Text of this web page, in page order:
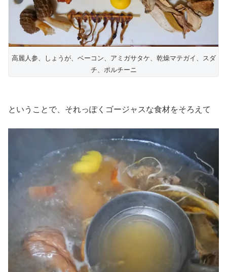
高麗人参、しょうが、ベーコン、アミガサタケ、乾燥マテガイ、スダ
チ、ポルチーニ
ということで、それっぽくゴージャスな食材をそろえて